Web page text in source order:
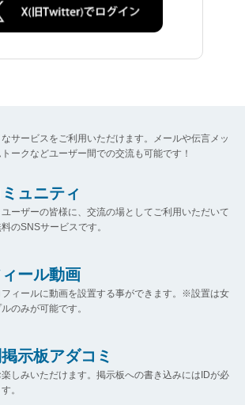
なサービスをご利用いただけます。メールや伝言メッ
ークなどユーザー間での交流も可能です！
ュニティ
ーザーの皆様に、交流の場としてご利用いただいて
のSNSサービスです。
ール動画
フィールに動画を設置する事ができます。※設置は女
のみが可能です。
示板アダコミ
しみいただけます。掲示板への書き込みにはIDが必
。